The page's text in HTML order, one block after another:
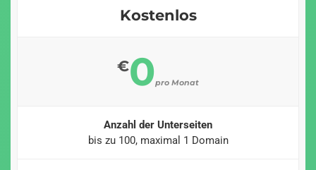
Kostenlos
€0pro Monat
Anzahl der Unterseiten
bis zu 100, maximal 1 Domain